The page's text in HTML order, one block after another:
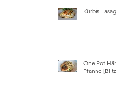
Kürbis-
One Pot
Pfanne